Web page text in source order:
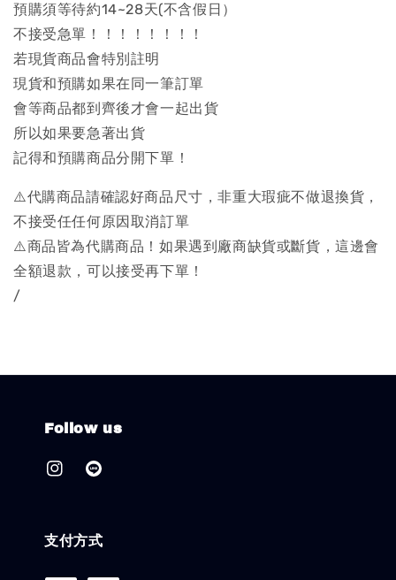
預購須等待約14~28天(不含假日）
不接受急單！！！！！！！！
若現貨商品會特別註明
現貨和預購如果在同一筆訂單
會等商品都到齊後才會一起出貨
所以如果要急著出貨
記得和預購商品分開下單！
⚠️代購商品請確認好商品尺寸，非重大瑕疵不做退換貨，
不接受任任何原因取消訂單
⚠️商品皆為代購商品！如果遇到廠商缺貨或斷貨，這邊會
全額退款，可以接受再下單！
/
Follow us
支付方式